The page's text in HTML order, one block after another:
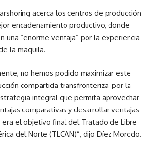
acerca los centros de producción
encadenamiento productivo, donde
una “enorme ventaja” por la experiencia
la maquila.
no hemos podido maximizar este
compartida transfronteriza, por la
integral que permita aprovechar
comparativas y desarrollar ventajas
el objetivo final del Tratado de Libre
del Norte (TLCAN)”, dijo Díez Morodo.